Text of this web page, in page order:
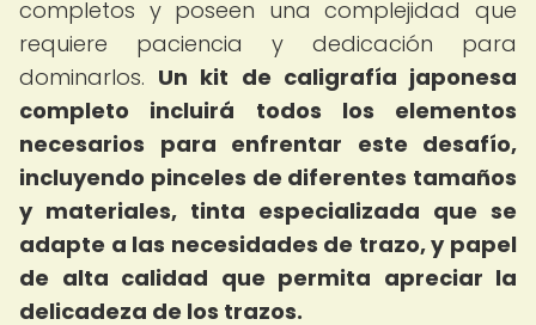
completos y poseen una complejidad que
requiere paciencia y dedicación para
dominarlos. Un kit de caligrafía japonesa
completo incluirá todos los elementos
necesarios para enfrentar este desafío,
incluyendo pinceles de diferentes tamaños
y materiales, tinta especializada que se
adapte a las necesidades de trazo, y papel
de alta calidad que permita apreciar la
delicadeza de los trazos.